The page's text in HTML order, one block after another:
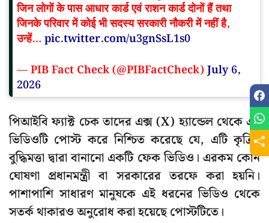
जिन लोगों के पास आधार कार्ड एवं राशन कार्ड दोनों हैं तथा
जिनके परिवार में कोई भी सदस्य सरकारी नौकरी में नहीं है,
उन्हें… pic.twitter.com/u3gnSsL1s0
— PIB Fact Check (@PIBFactCheck) July 6,
2026
পিআইবি ফ্যাক্ট চেক তাদের এক্স (X) হ্যান্ডেল থেকে এই
ভিডিওটি পোস্ট করে নিশ্চিত করেছে যে, এটি কৃত্রিম
বুদ্ধিমত্তা দ্বারা বানানো একটি ফেক ভিডিও। এরকম কোন
ঘোষণা প্রধানমন্ত্রী বা সরকারের তরফে করা হয়নি।
পাশাপাশি সাধারণ মানুষকে এই ধরনের ভিডিও থেকে
সতর্ক থাকারও অনুরোধ করা হয়েছে পোস্টটিতে।